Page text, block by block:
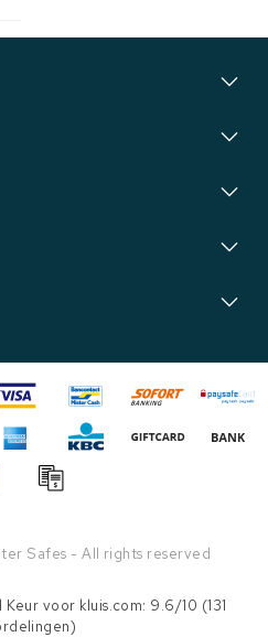
Safes - All rights reserved
Keur voor kluis.com: 9.6/10 (131